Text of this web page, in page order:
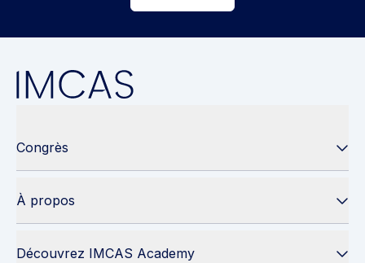
Congrès
À propos
Découvrez IMCAS Academy